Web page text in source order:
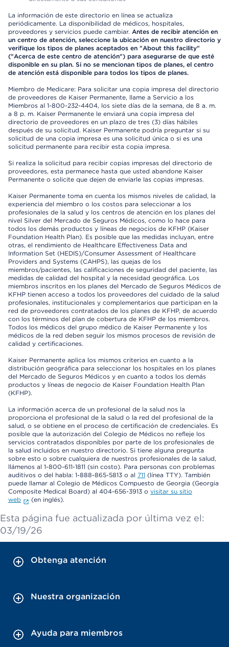
La información de este directorio en línea se actualiza
periódicamente. La disponibilidad de médicos, hospitales,
proveedores y servicios puede cambiar. Antes de recibir atención en
un centro de atención, seleccione la ubicación en nuestro directorio y
verifique los tipos de planes aceptados en "About this facility"
("Acerca de este centro de atención") para asegurarse de que esté
disponible en su plan. Si no se mencionan tipos de planes, el centro
de atención está disponible para todos los tipos de planes.
Miembro de Medicare: Para solicitar una copia impresa del directorio
de proveedores de Kaiser Permanente, llame a Servicio a los
Miembros al 1-800-232-4404, los siete días de la semana, de 8 a. m.
a 8 p. m. Kaiser Permanente le enviará una copia impresa del
directorio de proveedores en un plazo de tres (3) días hábiles
después de su solicitud. Kaiser Permanente podría preguntar si su
solicitud de una copia impresa es una solicitud única o si es una
solicitud permanente para recibir esta copia impresa.
Si realiza la solicitud para recibir copias impresas del directorio de
proveedores, esta permanece hasta que usted abandone Kaiser
Permanente o solicite que dejen de enviarle las copias impresas.
Kaiser Permanente toma en cuenta los mismos niveles de calidad, la
experiencia del miembro o los costos para seleccionar a los
profesionales de la salud y los centros de atención en los planes del
nivel Silver del Mercado de Seguros Médicos, como lo hace para
todos los demás productos y líneas de negocios de KFHP (Kaiser
Foundation Health Plan). Es posible que las medidas incluyan, entre
otras, el rendimiento de Healthcare Effectiveness Data and
Information Set (HEDIS)/Consumer Assessment of Healthcare
Providers and Systems (CAHPS), las quejas de los
miembros/pacientes, las calificaciones de seguridad del paciente, las
medidas de calidad del hospital y la necesidad geográfica. Los
miembros inscritos en los planes del Mercado de Seguros Médicos de
KFHP tienen acceso a todos los proveedores del cuidado de la salud
profesionales, institucionales y complementarios que participan en la
red de proveedores contratados de los planes de KFHP, de acuerdo
con los términos del plan de cobertura de KFHP de los miembros.
Todos los médicos del grupo médico de Kaiser Permanente y los
médicos de la red deben seguir los mismos procesos de revisión de
calidad y certificaciones.
Kaiser Permanente aplica los mismos criterios en cuanto a la
distribución geográfica para seleccionar los hospitales en los planes
del Mercado de Seguros Médicos y en cuanto a todos los demás
productos y líneas de negocio de Kaiser Foundation Health Plan
(KFHP).
La información acerca de un profesional de la salud nos la
proporciona el profesional de la salud o la red del profesional de la
salud, o se obtiene en el proceso de certificación de credenciales. Es
posible que la autorización del Colegio de Médicos no refleje los
servicios contratados disponibles por parte de los profesionales de
la salud incluidos en nuestro directorio. Si tiene alguna pregunta
sobre esto o sobre cualquiera de nuestros profesionales de la salud,
llámenos al 1-800-611-1811 (sin costo). Para personas con problemas
auditivos o del habla: 1-888-865-5813 o al 711 (línea TTY). También
puede llamar al Colegio de Médicos Compuesto de Georgia (Georgia
Composite Medical Board) al 404-656-3913 o visitar su sitio
web
(en inglés).
Esta página fue actualizada por última vez el:
03/19/26
Obtenga atención
Nuestra organización
Ayuda para miembros